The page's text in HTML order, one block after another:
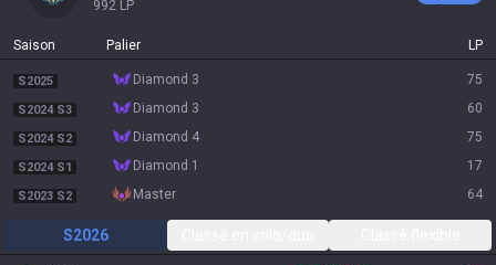
992 LP
Saison Palier LP
S2025 diamond 3 75
S2024 S3 diamond 3 60
S2024 S2 diamond 4 75
S2024 S1 diamond 1 17
S2023 S2 master 64
S2026